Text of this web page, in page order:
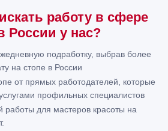
работу в сфере
России у нас?
подработку, выбрав более
на стопе в России
от прямых работодателей, которые
профильных специалистов
работы для мастеров красоты на